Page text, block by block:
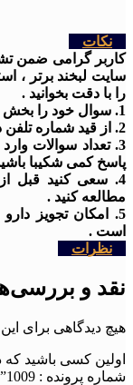
نکات
کاربر گرامی ضمن
سایت لبخند برتر ،
را با دقت بخوانید .
1. سوال خود را بخش مناسب مطرح کنید .
2. از قید شماره تلفن در متن سوالاتتون خود داری فرمایید .
3. تعداد سوالات
پاسخ کمی شکیبا
4. سعی کنید قبل
مطالعه کنید .
5. امکان تجویز
است .
نظرات
نقد و
هیچ دیدگاهی برای
شماره پرونده : 1009”